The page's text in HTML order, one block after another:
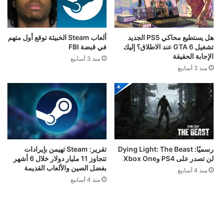
هل يستطيع محاكي PS5 الجديد
تشغيل GTA 6 عند الاطلاق؟ إليك
الإجابة الحقيقة
منذ 3 أسابيع
ألعاب Steam الخبيثة توقع أول متهم
في قبضة FBI
منذ 3 أسابيع
رسميًا: Dying Light: The Beast
لن تصدر على PS4 وXbox One
منذ 4 أسابيع
تقرير: Steam تهيمن بإيرادات
تتجاوز 11 مليار دولار خلال 6 أشهر
بفضل الصين والألعاب القديمة
منذ 4 أسابيع